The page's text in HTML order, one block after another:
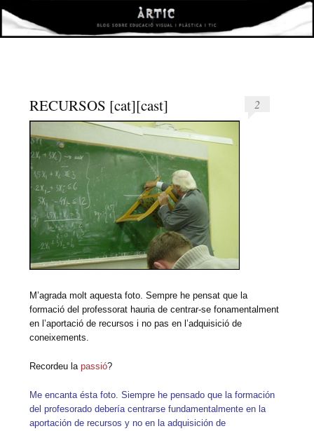
àrtic
VISUAL I PLÀSTICA I TIC
RECURSOS [cat][cast] 2
M’agrada molt aquesta foto. Sempre he pensat que la
formació del professorat hauria de centrar-se fonamentalment
en l’aportació de recursos i no pas en l’adquisició de
coneixements.
Recordeu lapassió?
Me encanta ésta foto. Siempre he pensado que la formación
del profesorado debería centrarse fundamentalmente en la
aportación de recursos y no en la adquisición de